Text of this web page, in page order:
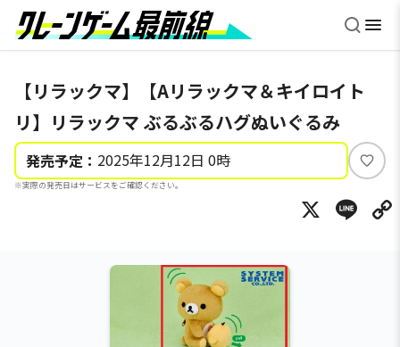
【リラックマ】【Aリラックマ＆キイロイト
リ】リラックマ ぶるぶるハグぬいぐるみ
発売予定： 2025年12月12日 0時
※実際の発売日はサービスをご確認ください。
い
ね
X